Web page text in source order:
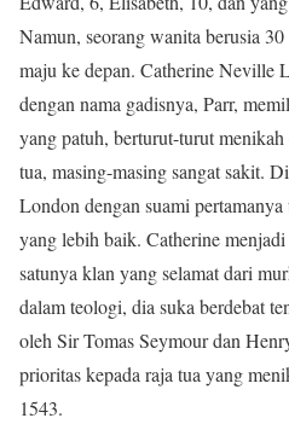
Namun, seorang wanita berusia
maju ke depan. Catherine Neville
dengan nama gadisnya, Parr,
yang patuh, berturut-turut
tua, masing-masing sangat sakit.
London dengan suami
yang lebih baik. Catherine
satunya klan yang selamat dari
dalam teologi, dia suka berdebat
oleh Sir Tomas Seymour dan
prioritas kepada raja tua yang
1543.